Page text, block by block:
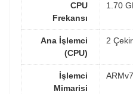
CPU
Frekansı
1.70
Ana İşlemci
(CPU)
2
İşlemci
Mimarisi
ARMv7